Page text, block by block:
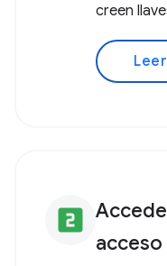
creen
looks_two
acceso